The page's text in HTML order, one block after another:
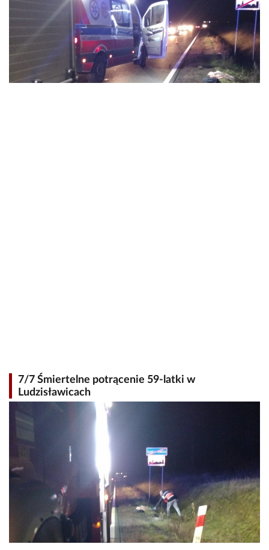
7/7 Śmiertelne potrącenie 59-latki w
Ludzisławicach